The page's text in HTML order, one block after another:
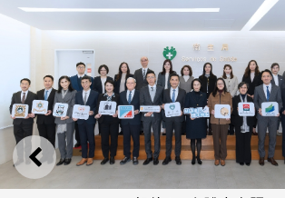
上一則